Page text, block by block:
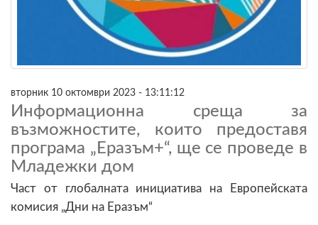
вторник 10 октомври 2023 - 13:11:12
Информационна среща за
възможностите, които предоставя
програма „Еразъм+“, ще се проведе в
Младежки дом
Част от глобалната инициатива на Европейската
комисия „Дни на Еразъм“